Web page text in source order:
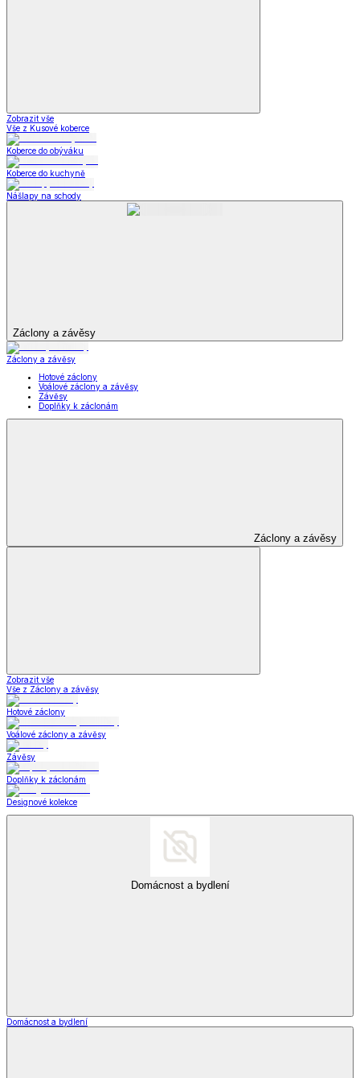
Zobrazit vše
Vše z Kusové koberce
Koberce do obýváku
Koberce do kuchyně
Nášlapy na schody
Záclony a závěsy
Záclony a závěsy
Hotové záclony
Voálové záclony a závěsy
Závěsy
Doplňky k záclonám
Záclony a závěsy
Zobrazit vše
Vše z Záclony a závěsy
Hotové záclony
Voálové záclony a závěsy
Závěsy
Doplňky k záclonám
Designové kolekce
Domácnost a bydlení
Domácnost a bydlení